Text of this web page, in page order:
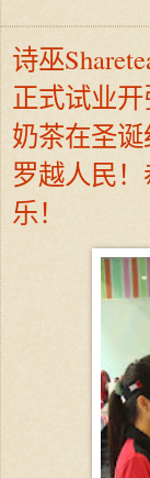
诗巫
正式试业
奶茶在圣
罗越人民
乐！